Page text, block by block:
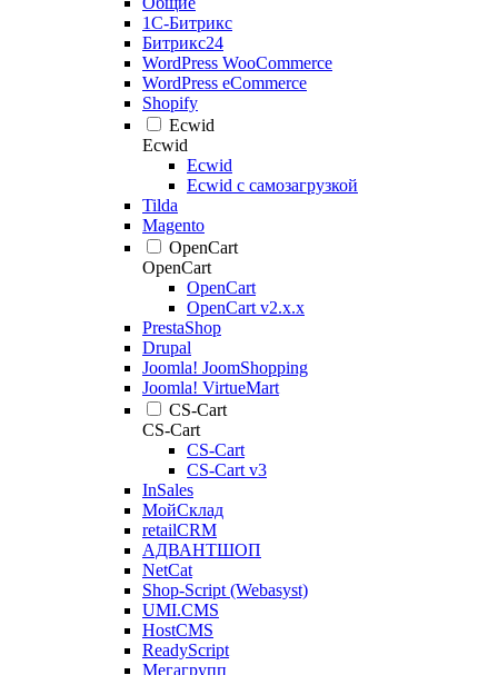
1С-Битрикс
Битрикс24
WordPress WooCommerce
WordPress eCommerce
Shopify
Ecwid
Ecwid
Ecwid
Ecwid с самозагрузкой
Tilda
Magento
OpenCart
OpenCart
OpenCart
OpenCart v2.x.x
PrestaShop
Drupal
Joomla! JoomShopping
Joomla! VirtueMart
CS-Cart
CS-Cart
CS-Cart
CS-Cart v3
InSales
МойСклад
retailCRM
АДВАНТШОП
NetCat
Shop-Script (Webasyst)
UMI.CMS
HostCMS
ReadyScript
Мегагрупп